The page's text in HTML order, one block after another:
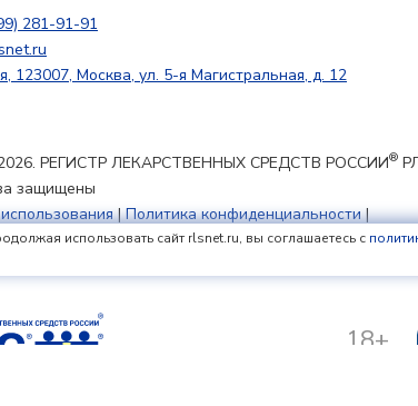
281-91-91
123007, Москва, ул. 5-я Магистральная, д. 12
РЕГИСТР ЛЕКАРСТВЕННЫХ СРЕДСТВ РОССИИ®
защищены
|Политика конфиденциальности|
обработки файлов cookie
18+
использовать сайт rlsnet.ru, вы соглашаетесь с